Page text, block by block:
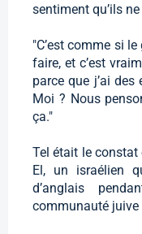
sentiment qu’ils
"C’est comme si
faire, et c’est
parce que j’ai
Moi ? Nous
ça."
Tel était le constat
El, un israélien
d’anglais
communauté juive